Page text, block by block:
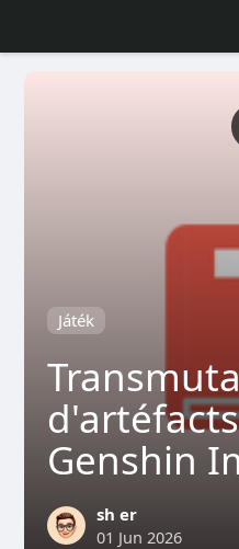
Játék
Genshin
sh er
01 Jun 2026